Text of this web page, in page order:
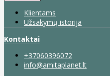
Klientams
Užsakymų istorija
Kontaktai
+37060396072
info@amitaplanet.lt